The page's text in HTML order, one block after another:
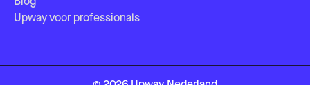
Upway voor professionals